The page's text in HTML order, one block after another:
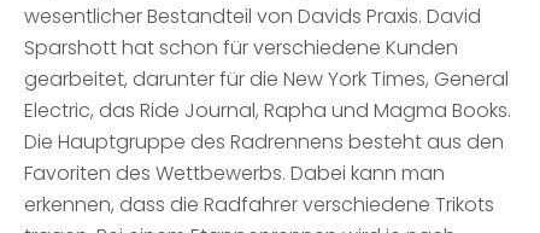
wesentlicher Bestandteil von Davids Praxis. David
Sparshott hat schon für verschiedene Kunden
gearbeitet, darunter für die New York Times, General
Electric, das Ride Journal, Rapha und Magma Books.
Die Hauptgruppe des Radrennens besteht aus den
Favoriten des Wettbewerbs. Dabei kann man
erkennen, dass die Radfahrer verschiedene Trikots